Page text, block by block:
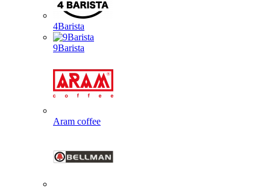
4Barista
9Barista
Aram coffee